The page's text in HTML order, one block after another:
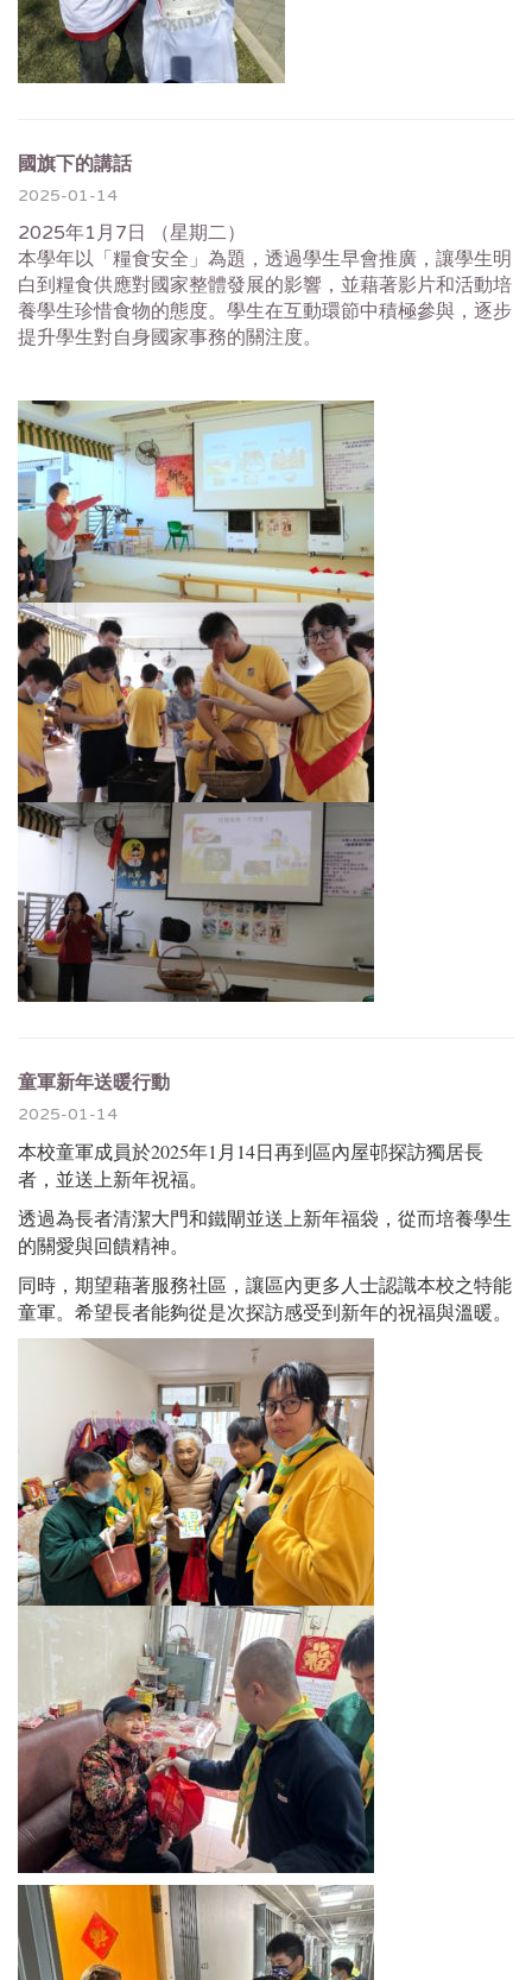
國旗下的講話
2025-01-14
2025年1月7日 （星期二）
本學年以「糧食安全」為題，透過學生早會推廣，讓學生明
白到糧食供應對國家整體發展的影響，並藉著影片和活動培
養學生珍惜食物的態度。學生在互動環節中積極參與，逐步
提升學生對自身國家事務的關注度。
童軍新年送暖行動
2025-01-14
本校童軍成員於2025年1月14日再到區內屋邨探訪獨居長
者， 並送上新年祝福。
透過為長者清潔大門和鐵閘並送上新年福袋， 從而培養學生
的關愛與回饋精神。
同時，期望藉著服務社區， 讓區內更多人士認識本校之特能
童軍。希望­長者能夠從是次探訪感受到新年的祝福與溫暖。